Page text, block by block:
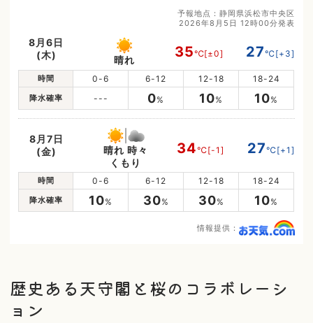
予報地点：静岡県浜松市中央区
2026年8月5日 12時00分発表
8月6日
(木)
晴れ 35℃[±0] 27℃[+3]
時間 0-6 6-12 12-18 18-24
降水確率 --- 0% 10% 10%
8月7日
(金)
晴れ 時々
くもり
34℃[-1] 27℃[+1]
時間 0-6 6-12 12-18 18-24
降水確率 10% 30% 30% 10%
情報提供：
歴史ある天守閣と桜のコラボレーシ
ョン